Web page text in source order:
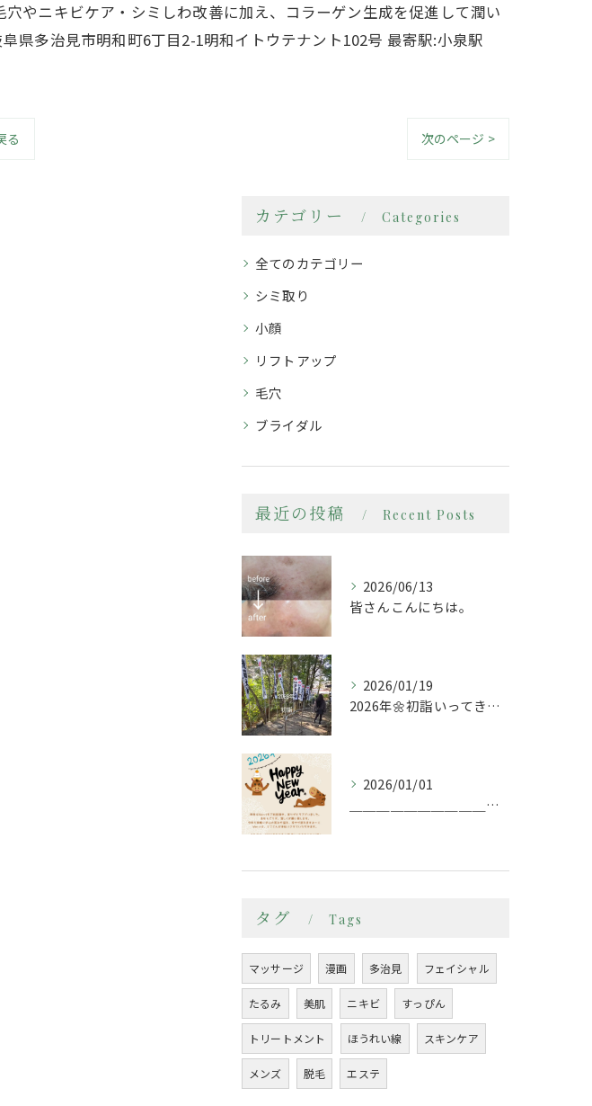
やニキビケア・シミしわ改善に加え、コラーゲン生成を促進して潤い
県多治見市明和町6丁目2-1明和イトウテナント102号 最寄駅:小泉駅
る 次のページ >
カテゴリー Categories
全てのカテゴリー
シミ取り
小顔
リフトアップ
毛穴
ブライダル
最近の投稿 Recent Posts
2026/06/13
皆さんこんにちは。
2026/01/19
2026年🌼初詣いってきましたー
2026/01/01
＿＿＿＿＿＿＿＿＿＿＿＿＿＿＿＿＿＿＿＿＿＿
タグ Tags
マッサージ 漫画 多治見 フェイシャル
たるみ 美肌 ニキビ すっぴん
トリートメント ほうれい線 スキンケア
メンズ 脱毛 エステ